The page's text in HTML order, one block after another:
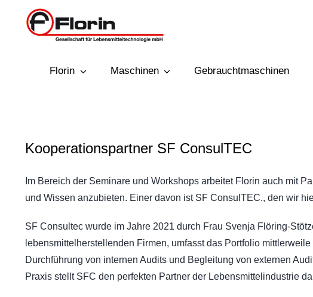
Florin Maschinen
UltraFlow Trocknungsgebläse
Mini Compact Dryer
Luftreinigungssysteme
Gebrauchtmaschinen
Kooperationspartner SF ConsulTEC
Im Bereich der Seminare und Workshops arbeitet Florin auch mit
und Wissen anzubieten. Einer davon ist SF ConsulTEC., den wir
SF Consultec wurde im Jahre 2021 durch Frau Svenja Flöring-
lebensmittelherstellenden Firmen, umfasst das Portfolio
Durchführung von internen Audits und Begleitung von externen
Praxis stellt SFC den perfekten Partner der Lebensmittelindustrie